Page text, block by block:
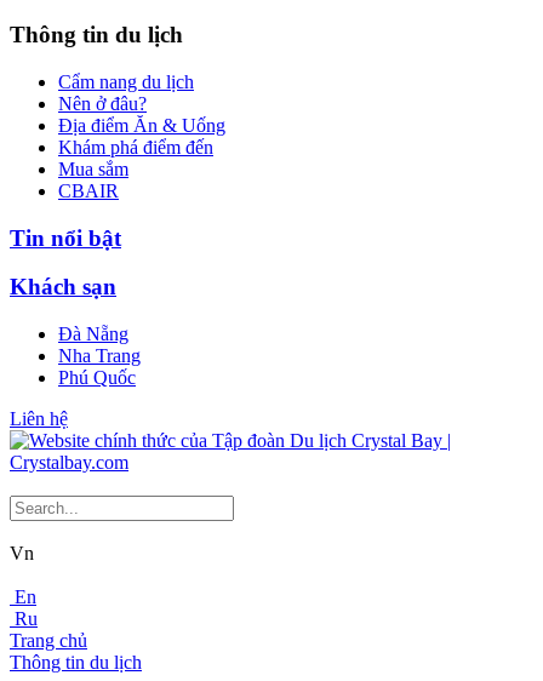
Thông tin du lịch
Cẩm nang du lịch
Nên ở đâu?
Địa điểm Ăn & Uống
Khám phá điểm đến
Mua sắm
CBAIR
Tin nổi bật
Khách sạn
Đà Nẵng
Nha Trang
Phú Quốc
Liên hệ
Vn
En
Ru
Trang chủ
Thông tin du lịch